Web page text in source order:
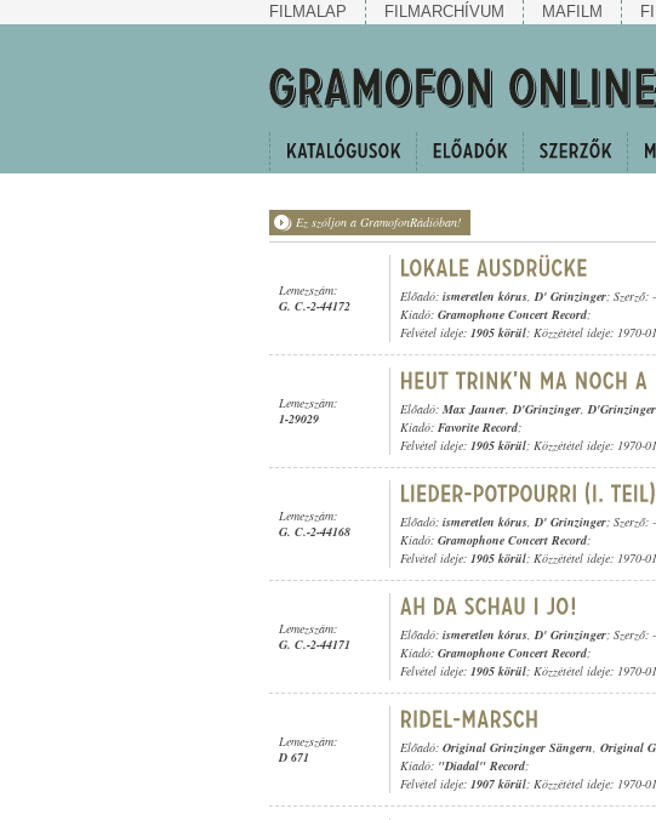
FILMALAP FILMARCHÍVUM MAFILM
Ez szóljon a GramofonRádióban!
Lemezszám:
G. C.-2-44172
Előadó: ismeretlen kórus,D' Grinzinger; Szerző: -
Kiadó: Gramophone Concert Record;
Felvétel ideje: 1905 körül; Közzététel ideje: 1970-
Lemezszám:
1-29029
Előadó: Max Jauner,D'Grinzinger,D'Grinzinger
Kiadó: Favorite Record;
Felvétel ideje: 1905 körül; Közzététel ideje: 1970-
Lemezszám:
G. C.-2-44168
Előadó: ismeretlen kórus,D' Grinzinger; Szerző: -
Kiadó: Gramophone Concert Record;
Felvétel ideje: 1905 körül; Közzététel ideje: 1970-
Lemezszám:
G. C.-2-44171
Előadó: ismeretlen kórus,D' Grinzinger; Szerző: -
Kiadó: Gramophone Concert Record;
Felvétel ideje: 1905 körül; Közzététel ideje: 1970-
Lemezszám:
D 671
Előadó: Original Grinzinger Sängern, Original
Kiadó: "Diadal" Record;
Felvétel ideje: 1907 körül; Közzététel ideje: 1970-